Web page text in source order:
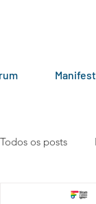
Todos os posts
LGBT+ pelo